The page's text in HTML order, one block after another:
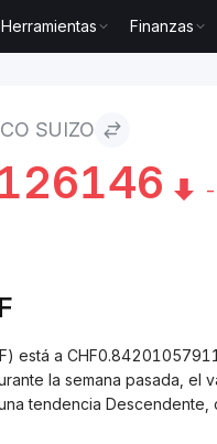
Herramientas Finanzas
SUIZO
está a
la semana pasada, el
tendencia Descendente,